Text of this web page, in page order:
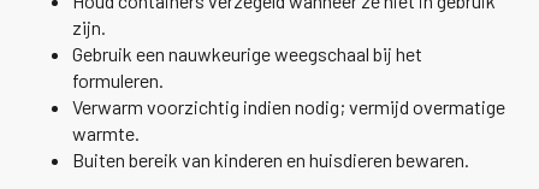
zijn.
Gebruik een nauwkeurige weegschaal bij het
formuleren.
Verwarm voorzichtig indien nodig; vermijd overmatige
warmte.
Buiten bereik van kinderen en huisdieren bewaren.